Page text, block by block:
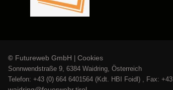
© Futureweb GmbH | Cookies
Sonnwendstraße 9, 6384 Waidring, Österreich
Telefon: +43 (0) 664 6401564 (Kdt. HBI Foidl) , Fax: